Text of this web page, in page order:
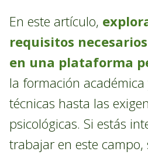
En este artículo,
requisitos
en una plataforma
la formación
técnicas hasta las
psicológicas. Si estás
trabajar en este campo,